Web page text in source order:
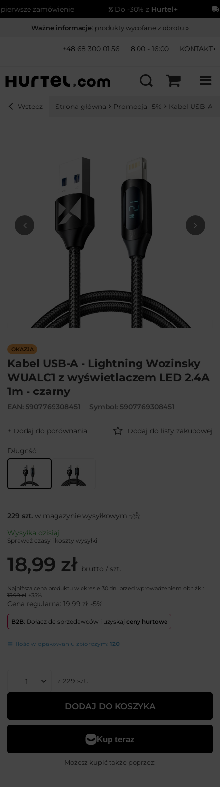
zamówienie Do -30% zHurtel+
Ważne informacje: produkty wycofane z obrotu »
+48 68 300 01 56 8:00 - 16:00 KONTAKT
Wstecz Strona główna Promocja -5% Kabel USB-A
OKAZJA
Kabel USB-A - Lightning Wozinsky
WUALC1 z wyświetlaczem LED 2.4A
1m - czarny
EAN: 5907769308451 Symbol: 5907769308451
+ Dodaj do porównania Dodaj do listy zakupowej
Długość
229 szt. w magazynie wysyłkowym
Wysyłka dzisiaj
Sprawdź czasy i koszty wysyłki
18,99 zł brutto / szt.
Najniższa cena produktu w okresie 30 dni przed wprowadzeniem obniżki:
13,99 zł +35%
Cena regularna: 19,99 zł -5%
B2B: Dołącz do sprzedawców i uzyskaj ceny hurtowe
Ilość w opakowaniu zbiorczym:120
z 229 szt.
DODAJ DO KOSZYKA
Możesz kupić także poprzez: